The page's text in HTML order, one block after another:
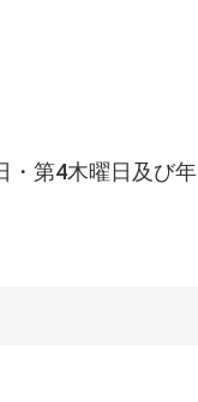
・第4木曜日及び年